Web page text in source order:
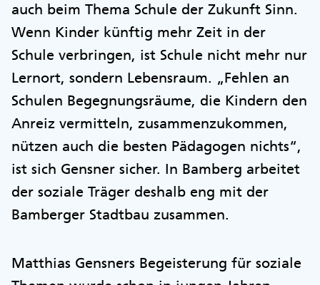
auch beim Thema Schule der Zukunft Sinn.
Wenn Kinder künftig mehr Zeit in der
Schule verbringen, ist Schule nicht mehr nur
Lernort, sondern Lebensraum. „Fehlen an
Schulen Begegnungsräume, die Kindern den
Anreiz vermitteln, zusammenzukommen,
nützen auch die besten Pädagogen nichts“,
ist sich Gensner sicher. In Bamberg arbeitet
der soziale Träger deshalb eng mit der
Bamberger Stadtbau zusammen.
Matthias Gensners Begeisterung für soziale